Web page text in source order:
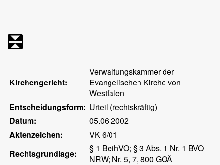
Kirchengericht:
Verwaltungskammer der
Evangelischen Kirche von
Westfalen
Entscheidungsform: Urteil (rechtskräftig)
Datum:
05.06.2002
Aktenzeichen:
VK 6/01
Rechtsgrundlage:
§ 1 BeihVO; § 3 Abs. 1 Nr. 1 BVO
NRW; Nr. 5, 7, 800 GOÄ